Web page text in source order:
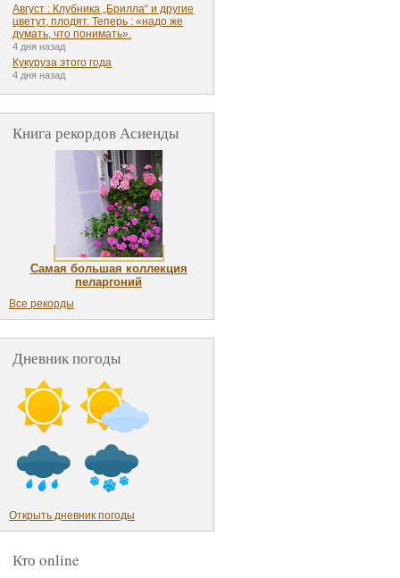
Август : Клубника „Брилла“ и другие
цветут, плодят. Теперь : «надо же
думать, что понимать».
4 дня назад
Кукуруза этого года
4 дня назад
Книга рекордов Асиенды
Самая большая коллекция
пеларгоний
Все рекорды
Дневник погоды
Открыть дневник погоды
Кто online